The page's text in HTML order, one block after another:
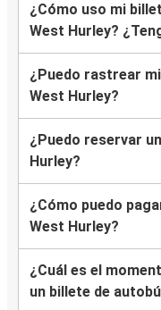
¿Cómo uso mi
West Hurley?
¿Puedo rastrear
West Hurley?
¿Puedo reservar
Hurley?
¿Cómo puedo
West Hurley?
¿Cuál es el
un billete de